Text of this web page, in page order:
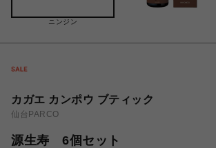
ニンジン
カガエ カンポウ ブティック
仙台PARCO
源生寿 6個セット